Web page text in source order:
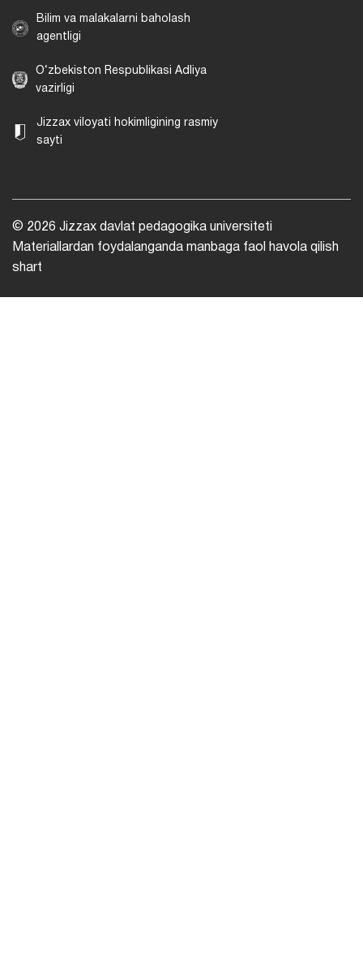
Bilim va malakalarni baholash
agentligi
O‘zbekiston Respublikasi Adliya
vazirligi
Jizzax viloyati hokimligining rasmiy
sayti
© 2026 Jizzax davlat pedagogika universiteti
Materiallardan foydalanganda manbaga faol havola qilish
shart